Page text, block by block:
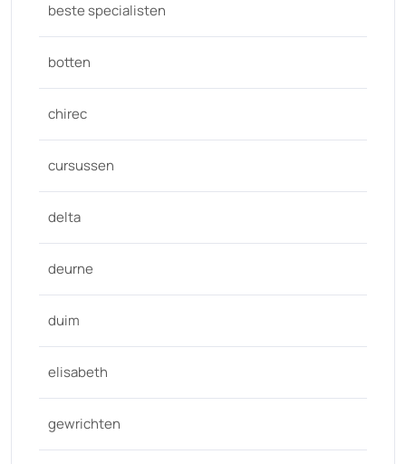
beste specialisten
botten
chirec
cursussen
delta
deurne
duim
elisabeth
gewrichten